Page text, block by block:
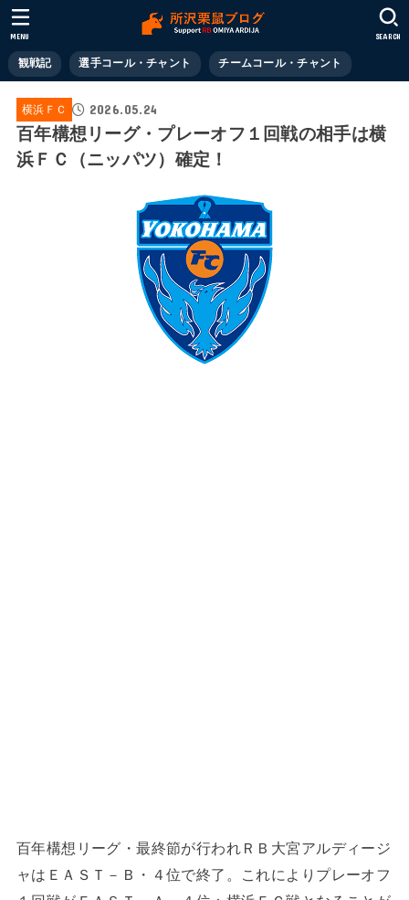
観戦記 選手コール・チャント チームコール・チャント
SEARCH
MENU
横浜ＦＣ 2026.05.24
百年構想リーグ・プレーオフ１回戦の相手は横
浜ＦＣ（ニッパツ）確定！
百年構想リーグ・最終節が行われＲＢ大宮アルディージ
ャはＥＡＳＴ－Ｂ・４位で終了。これによりプレーオフ